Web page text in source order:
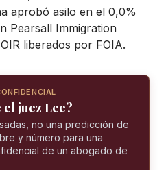
aprobó asilo en el 0,0%
Pearsall Immigration
liberados por FOIA.
el juez Lee?
no una predicción de
y número para una
de un abogado de